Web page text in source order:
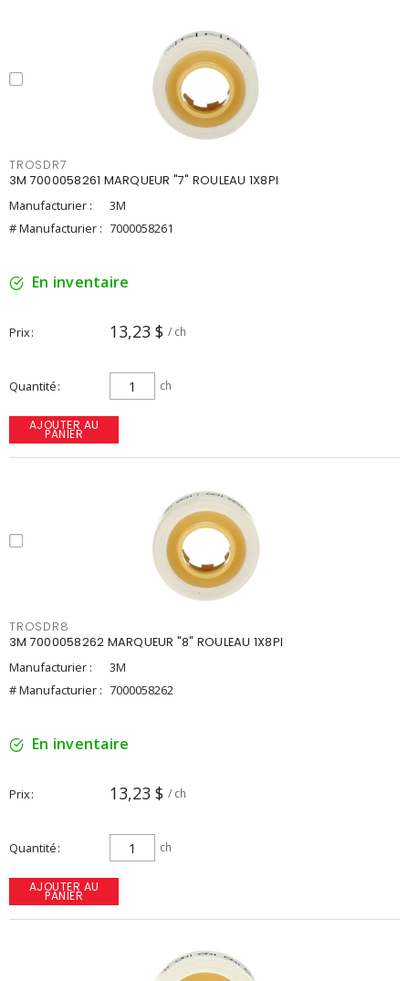
TROSDR7
3M 7000058261 MARQUEUR "7" ROULEAU 1X8PI
Manufacturier :
3M
# Manufacturier : 7000058261
En inventaire
Prix 13,23 $ / ch
Quantité ch
AJOUTER AU
PANIER
TROSDR8
3M 7000058262 MARQUEUR "8" ROULEAU 1X8PI
Manufacturier :
3M
# Manufacturier : 7000058262
En inventaire
Prix 13,23 $ / ch
Quantité ch
AJOUTER AU
PANIER